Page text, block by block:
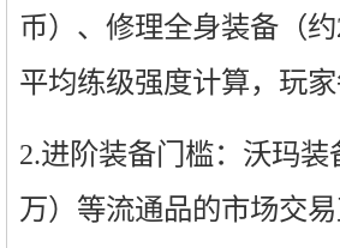
币）、修理全身装备（
平均练级强度计算，玩
2.进阶装备门槛：沃玛装
万）等流通品的市场交